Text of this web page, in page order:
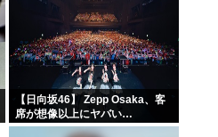
【日向坂46】 Zepp Osaka、客
席が想像以上にヤバい…